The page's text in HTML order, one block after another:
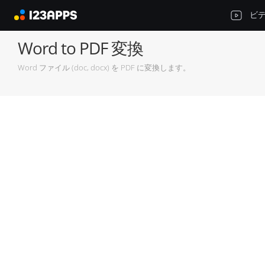
ビ
Word to PDF 変換
Word ファイル (doc, docx) を PDF に変換します。